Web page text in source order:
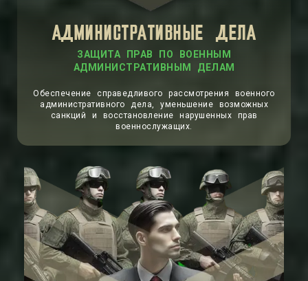
АДМИНИСТРАТИВНЫЕ ДЕЛА
ЗАЩИТА ПРАВ ПО ВОЕННЫМ
АДМИНИСТРАТИВНЫМ ДЕЛАМ
Обеспечение справедливого рассмотрения военного
административного дела, уменьшение возможных
санкций и восстановление нарушенных прав
военнослужащих.